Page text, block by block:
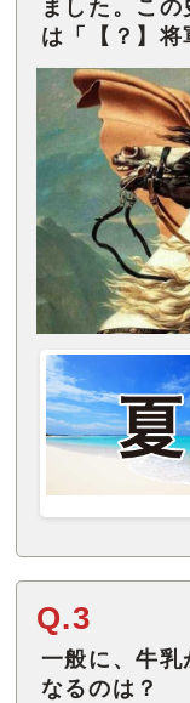
ました。こ
は「【？】将
Q.3
一般に、牛乳
なるのは？